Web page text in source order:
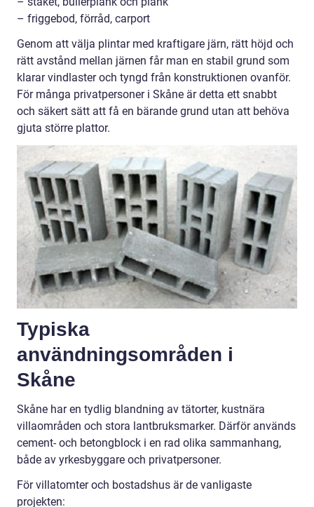
– friggebod, förråd, carport
Genom att välja plintar med kraftigare järn, rätt höjd och
rätt avstånd mellan järnen får man en stabil grund som
klarar vindlaster och tyngd från konstruktionen ovanför.
För många privatpersoner i Skåne är detta ett snabbt
och säkert sätt att få en bärande grund utan att behöva
gjuta större plattor.
Typiska
användningsområden i
Skåne
Skåne har en tydlig blandning av tätorter, kustnära
villaområden och stora lantbruksmarker. Därför används
cement- och betongblock i en rad olika sammanhang,
både av yrkesbyggare och privatpersoner.
För villatomter och bostadshus är de vanligaste
projekten: